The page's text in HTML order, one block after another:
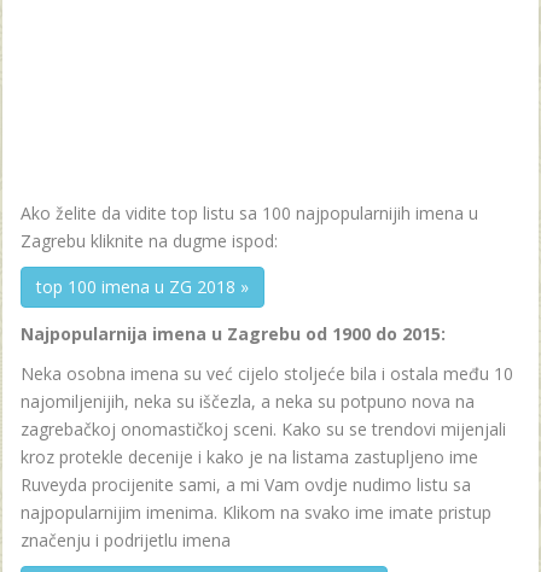
Ako želite da vidite top listu sa 100 najpopularnijih imena u
Zagrebu kliknite na dugme ispod:
top 100 imena u ZG 2018 »
Najpopularnija imena u Zagrebu od 1900 do 2015:
Neka osobna imena su već cijelo stoljeće bila i ostala među 10
najomiljenijih, neka su iščezla, a neka su potpuno nova na
zagrebačkoj onomastičkoj sceni. Kako su se trendovi mijenjali
kroz protekle decenije i kako je na listama zastupljeno ime
Ruveyda procijenite sami, a mi Vam ovdje nudimo listu sa
najpopularnijim imenima. Klikom na svako ime imate pristup
značenju i podrijetlu imena